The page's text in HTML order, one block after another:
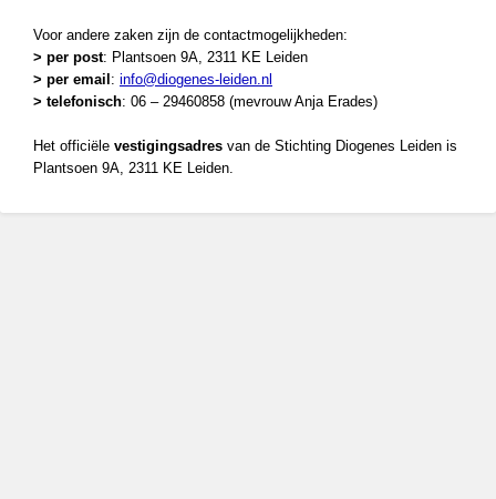
Voor andere zaken zijn de contactmogelijkheden:
> per post: Plantsoen 9A, 2311 KE Leiden
> per email : info@diogenes-leiden.nl
> telefonisch: 06 – 29460858 (mevrouw Anja Erades)
Het officiële vestigingsadres van de Stichting Diogenes Leiden is
Plantsoen 9A, 2311 KE Leiden.